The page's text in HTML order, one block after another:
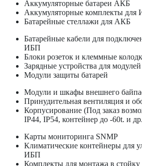
Аккумуляторные батареи АКБ
Аккумуляторные комплекты для
Батарейные стеллажи для АКБ
Батарейные кабели для
ИБП
Блоки розеток и клеммные
Зарядные устройства для модулей
Модули защиты батарей
Модули и шкафы внешнего
Принудительная вентиляция и
Корпусирование (Под заказ
IP44, IP54, контейнер до -60t. и
Карты мониторинга SNMP
Климатические контейнеры для
ИБП
Комплекты для монтажа в стойку